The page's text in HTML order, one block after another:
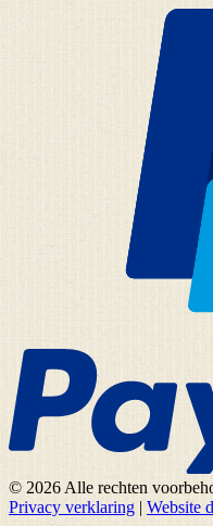
© 2026 Alle rechten
Privacy verklaring | Website